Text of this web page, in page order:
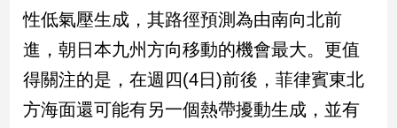
點
觀
點
性低氣壓生成，其路徑預測為由南向北前
進，朝日本九州方向移動的機會最大。更值
得關注的是，在週四(4日)前後，菲律賓東北
方海面還可能有另一個熱帶擾動生成，並有